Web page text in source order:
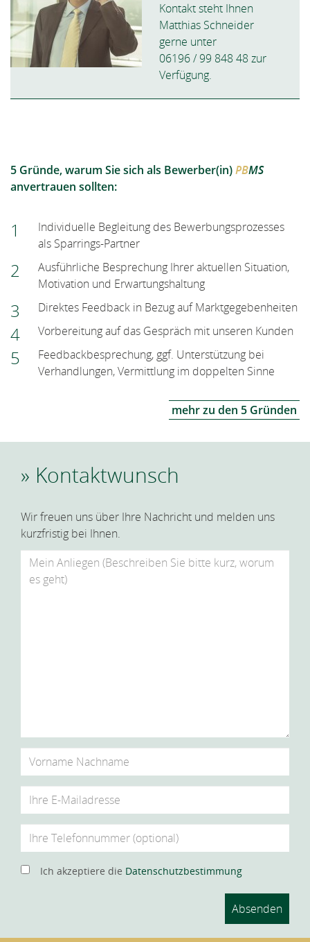
Kontakt steht Ihnen
Matthias Schneider
gerne unter
06196 / 99 848 48 zur
Verfügung.
5 Gründe, warum Sie sich als Bewerber(in)PBMS
anvertrauen sollten:
Individuelle Begleitung des Bewerbungsprozesses
als Sparrings-Partner
Ausführliche Besprechung Ihrer aktuellen Situation,
Motivation und Erwartungshaltung
Direktes Feedback in Bezug auf Marktgegebenheiten
Vorbereitung auf das Gespräch mit unseren Kunden
Feedbackbesprechung, ggf. Unterstützung bei
Verhandlungen, Vermittlung im doppelten Sinne
mehr zu den 5 Gründen
Kontaktwunsch
Wir freuen uns über Ihre Nachricht und melden uns
kurzfristig bei Ihnen.
Ich akzeptiere die Datenschutzbestimmung
Absenden